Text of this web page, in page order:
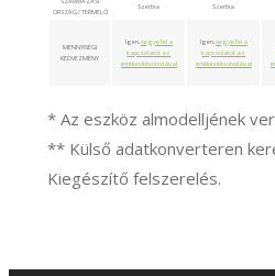
ORSZÁG / TERMELŐ
Szerbia Szerbia
MENNYISÉGI
KEDVEZMÉNY
Igen,vegye fel a
kapcsolatot az
értékesítési irodával
Igen,vegye fel a
kapcsolatot az
értékesítési irodával
* Az eszköz almodelljének
** Külső adatkonverteren
Kiegészítő felszerelés.